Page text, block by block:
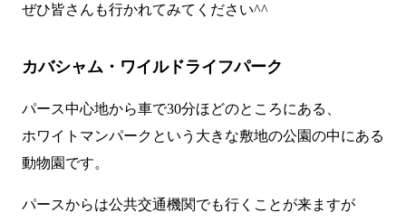
ぜひ皆さんも行かれてみてください^^
カバシャム・ワイルドライフパーク
パース中心地から車で30分ほどのところにある、
ホワイトマンパークという大きな敷地の公園の中にある
動物園です。
パースからは公共交通機関でも行くことが来ますが